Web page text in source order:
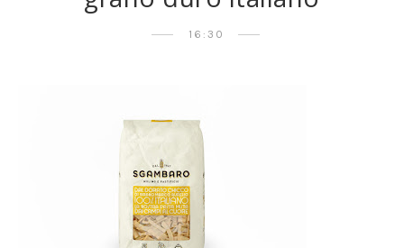
16:30